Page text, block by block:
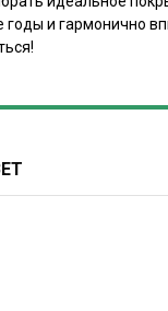
годы и гармонично